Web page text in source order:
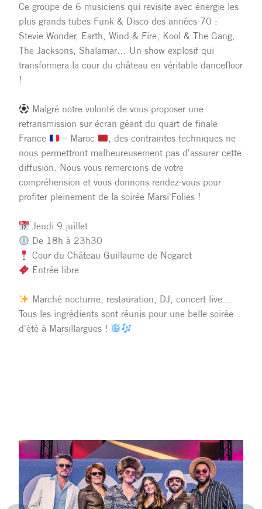
Ce groupe de 6 musiciens qui revisite avec énergie les
plus grands tubes Funk & Disco des années 70 :
Stevie Wonder, Earth, Wind & Fire, Kool & The Gang,
The Jacksons, Shalamar… Un show explosif qui
transformera la cour du château en véritable dancefloor
!
Malgré notre volonté de vous proposer une
retransmission sur écran géant du quart de finale
France
– Maroc
, des contraintes techniques ne
nous permettront malheureusement pas d'assurer cette
diffusion. Nous vous remercions de votre
compréhension et vous donnons rendez-vous pour
profiter pleinement de la soirée Marsi'Folies !
Jeudi 9 juillet
De 18h à 23h30
Cour du Château Guillaume de Nogaret
Entrée libre
Marché nocturne, restauration, DJ, concert live…
Tous les ingrédients sont réunis pour une belle soirée
d'été à Marsillargues !